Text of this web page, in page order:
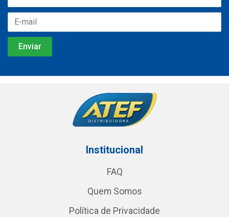
Institucional
FAQ
Quem Somos
Política de Privacidade